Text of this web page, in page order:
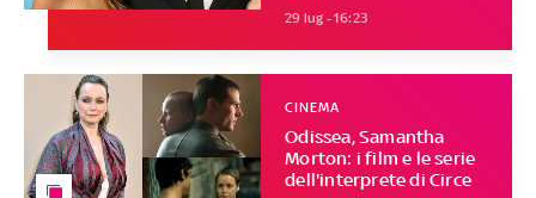
29 lug - 16:23
Odissea, Samantha
Morton: i film e le serie
dell'interprete di Circe
CINEMA